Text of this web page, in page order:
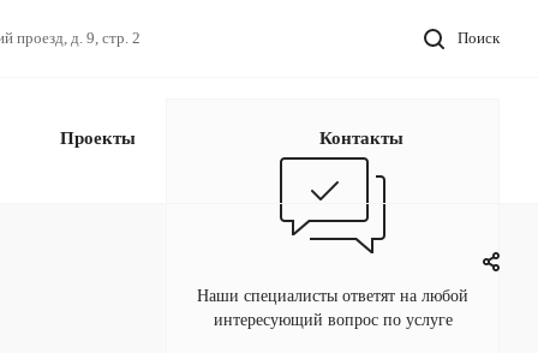
проезд, д. 9, стр. 2 Поиск
Проекты Контакты
Наши специалисты ответят на любой
интересующий вопрос по услуге